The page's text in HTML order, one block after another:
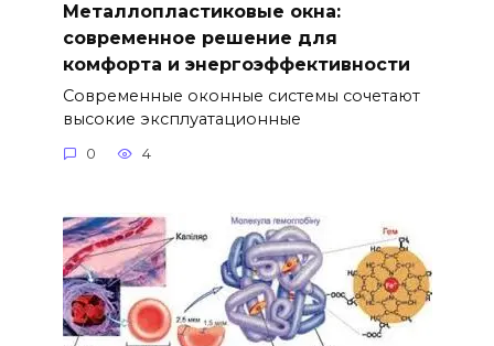
Металлопластиковые окна:
современное решение для
комфорта и энергоэффективности
Современные оконные системы сочетают
высокие эксплуатационные
0 4